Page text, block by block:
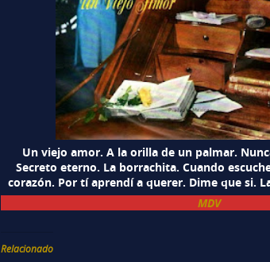
Un viejo amor. A la orilla de un palmar.
Secreto eterno. La borrachita. Cuando
corazón. Por tí aprendí a querer. Dime que si.
MDV
Relacionado